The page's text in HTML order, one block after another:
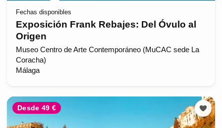
Fechas disponibles
Exposición Frank Rebajes: Del Óvulo al
Origen
Museo Centro de Arte Contemporáneo (MuCAC sede La
Coracha)
Málaga
Desde 49 €